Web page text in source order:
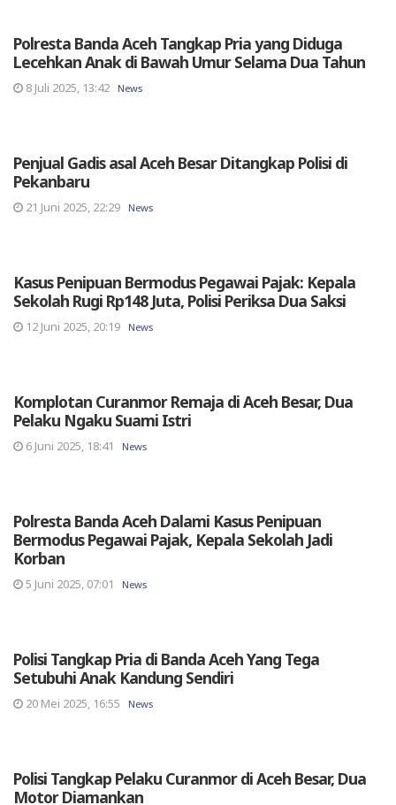
Polresta Banda Aceh Tangkap Pria yang Diduga
Lecehkan Anak di Bawah Umur Selama Dua Tahun
8 Juli 2025, 13:42 News
Penjual Gadis asal Aceh Besar Ditangkap Polisi di
Pekanbaru
21 Juni 2025, 22:29 News
Kasus Penipuan Bermodus Pegawai Pajak: Kepala
Sekolah Rugi Rp148 Juta, Polisi Periksa Dua Saksi
12 Juni 2025, 20:19 News
Komplotan Curanmor Remaja di Aceh Besar, Dua
Pelaku Ngaku Suami Istri
6 Juni 2025, 18:41 News
Polresta Banda Aceh Dalami Kasus Penipuan
Bermodus Pegawai Pajak, Kepala Sekolah Jadi
Korban
5 Juni 2025, 07:01 News
Polisi Tangkap Pria di Banda Aceh Yang Tega
Setubuhi Anak Kandung Sendiri
20 Mei 2025, 16:55 News
Polisi Tangkap Pelaku Curanmor di Aceh Besar, Dua
Motor Diamankan